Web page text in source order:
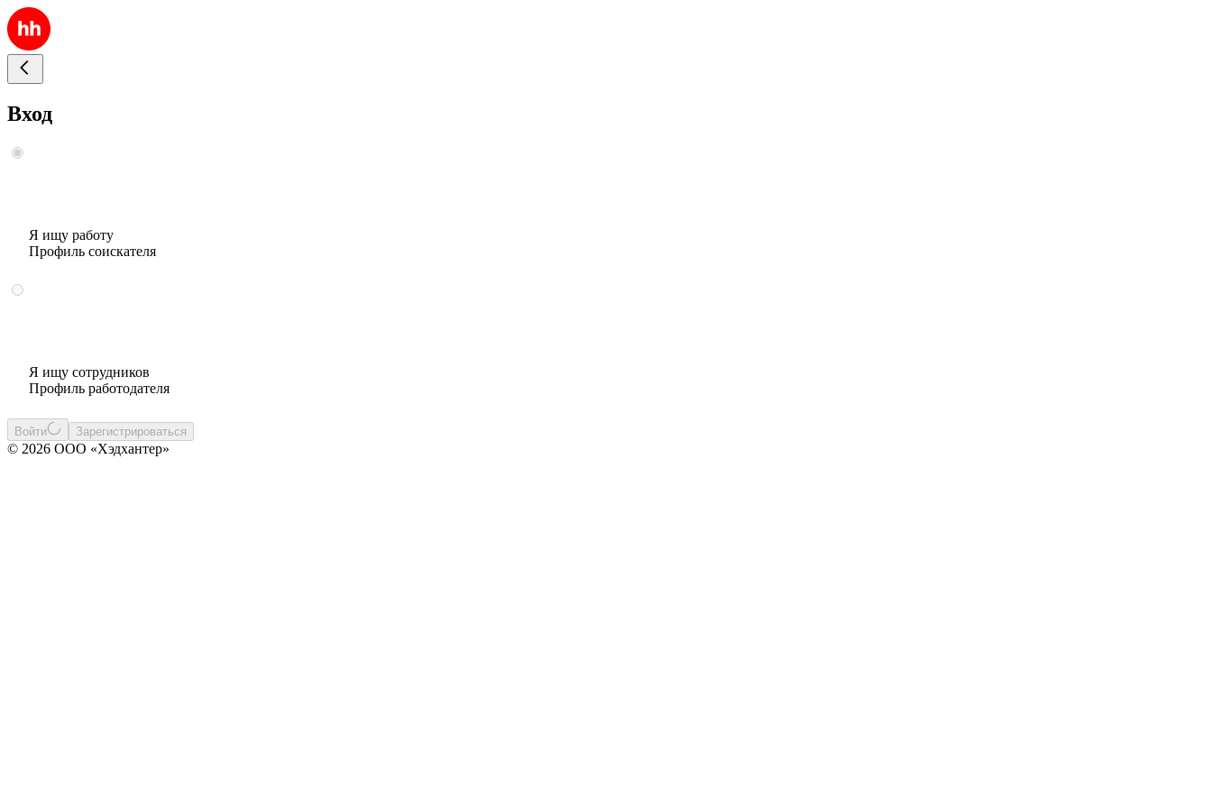
Вход
Я ищу работу
Профиль соискателя
Я ищу сотрудников
Профиль работодателя
Войти Зарегистрироваться
© 2026 ООО «Хэдхантер»